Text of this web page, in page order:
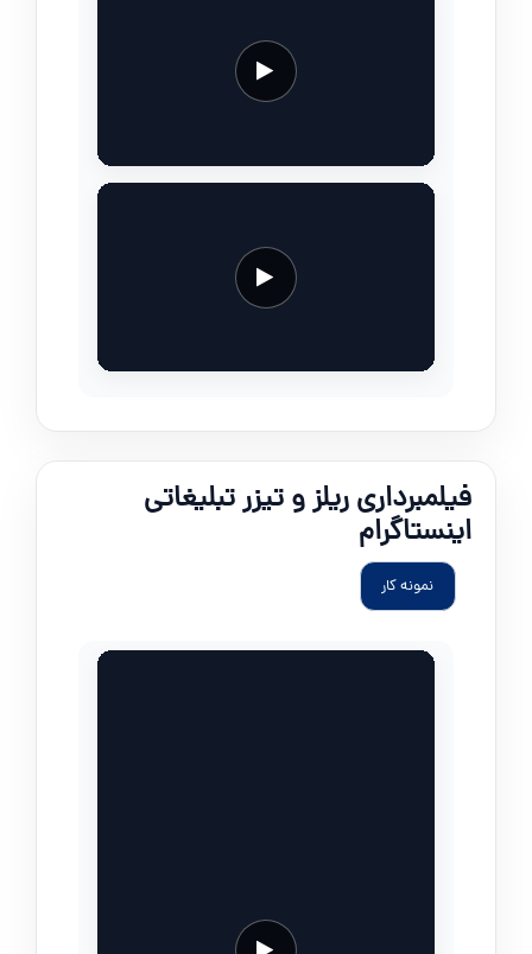
فیلمبرداری ریلز و تیزر تبلیغاتی
اینستاگرام
نمونه کار